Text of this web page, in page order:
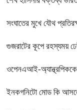
সংঘাতের মুখে যৌথ
গুজরাটের কূপে রহস্যময়
ওপেনএআই-
ইনকগনিটো মোড কি